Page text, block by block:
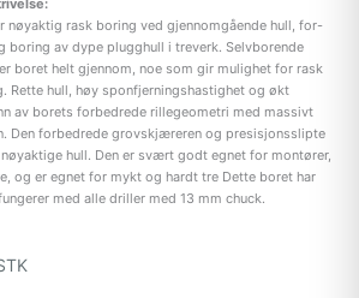
nøyaktig rask boring ved gjennomgående hull, for-
boring av dype plugghull i treverk. Selvborende
boret helt gjennom, noe som gir mulighet for rask
Rette hull, høy sponfjerningshastighet og økt
av borets forbedrede rillegeometri med massivt
Den forbedrede grovskjæreren og presisjonsslipte
hull. Den er svært godt egnet for montører,
og er egnet for mykt og hardt tre Dette boret har
med alle driller med 13 mm chuck.